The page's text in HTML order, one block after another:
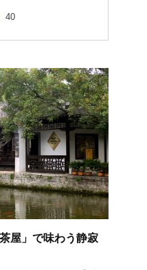
40
屋」で味わう静寂